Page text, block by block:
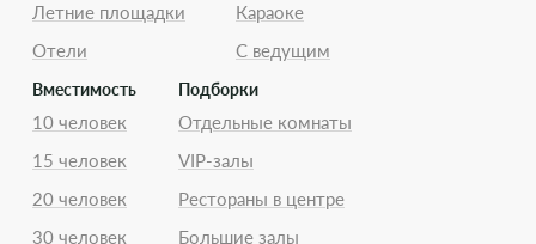
Летние площадки
Отели
Караоке
С ведущим
Вместимость
10 человек
15 человек
20 человек
30 человек
Подборки
Отдельные комнаты
VIP-залы
Рестораны в центре
Большие залы